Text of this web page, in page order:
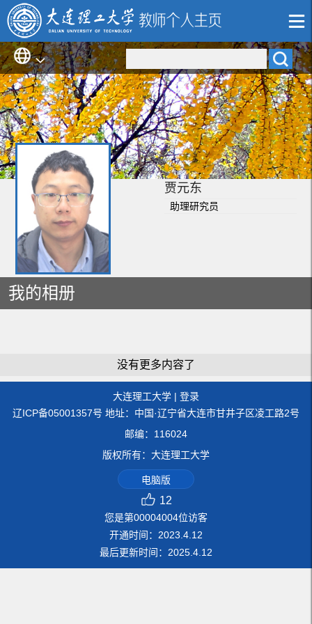
贾元东
助理研究员
我的相册
没有更多内容了
大连理工大学 | 登录
辽ICP备05001357号 地址：中国·辽宁省大连市甘井子区凌工路2号
邮编：116024
版权所有：大连理工大学
电脑版
12
您是第00004004位访客
开通时间： 2023 4 12
最后更新时间： 2025 4 12